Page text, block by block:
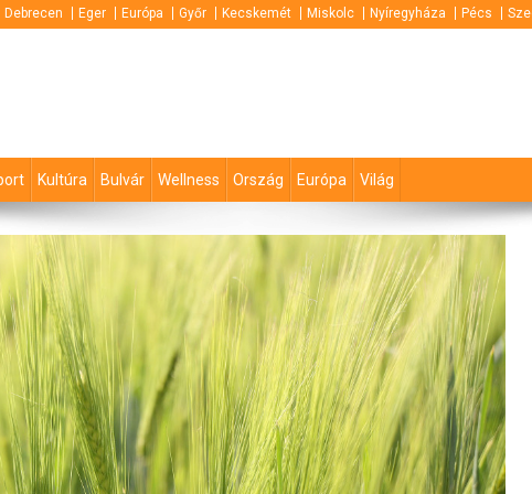
Debrecen Eger Európa Győr Kecskemét Miskolc Nyíregyháza Pécs
Kultúra Bulvár Wellness Ország Európa Világ